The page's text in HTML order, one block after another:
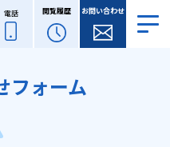
電話 閲覧履歴 お問い合わせ
フォーム